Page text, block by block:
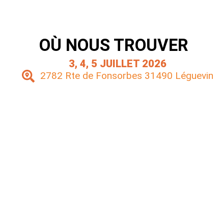
OÙ NOUS TROUVER
3, 4, 5 JUILLET 2026
2782 Rte de Fonsorbes 31490 Léguevin